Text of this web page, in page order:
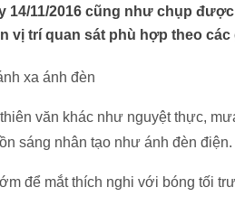
14/11/2016 cũng như chụp
vị trí quan sát phù hợp theo các
xa ánh đèn
văn khác như nguyệt thực,
sáng nhân tạo như ánh đèn điện.
để mắt thích nghi với bóng tối